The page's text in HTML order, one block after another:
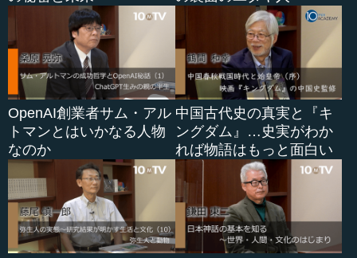
OpenAI創業者サム・アル
トマンとはいかなる人物
なのか
中国古代史の真実と『キ
ングダム』…史実がわか
れば物語はもっと面白い